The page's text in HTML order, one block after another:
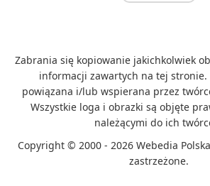
Zabrania się kopiowanie jakichkolwiek
informacji zawartych na tej
powiązana i/lub wspierana przez
Wszystkie loga i obrazki są objęte
należącymi do ich
Copyright © 2000 - 2026 Webedia
zastrzeżone.